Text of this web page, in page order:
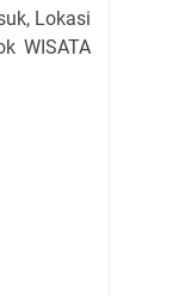
Lokasi
WISATA